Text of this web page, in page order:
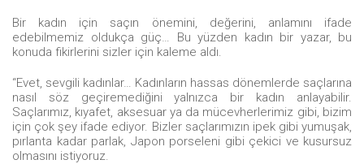
Bir kadın için saçın önemini, değerini, anlamını ifade
edebilmemiz oldukça güç… Bu yüzden kadın bir yazar, bu
konuda fikirlerini sizler için kaleme aldı.
“Evet, sevgili kadınlar… Kadınların hassas dönemlerde saçlarına
nasıl söz geçiremediğini yalnızca bir kadın anlayabilir.
Saçlarımız, kıyafet, aksesuar ya da mücevherlerimiz gibi, bizim
için çok şey ifade ediyor. Bizler saçlarımızın ipek gibi yumuşak,
pırlanta kadar parlak, Japon porseleni gibi çekici ve kusursuz
olmasını istiyoruz.